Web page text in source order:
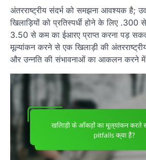
अंतरराष्ट्रीय संदर्भ को समझना आवश्यक है;
खिलाड़ियों को प्रतिस्पर्धी होने के लिए
3.50 से कम का ईआरए प्राप्त करना पड़
मूल्यांकन करने से एक खिलाड़ी की
और उन्नति की संभावनाओं का आकलन करने में